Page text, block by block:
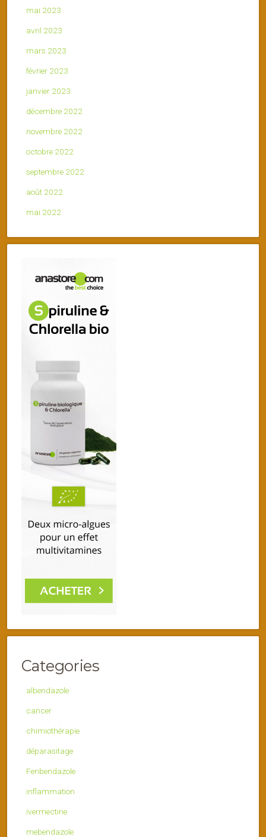
mai 2023
avril 2023
mars 2023
février 2023
janvier 2023
décembre 2022
novembre 2022
octobre 2022
septembre 2022
août 2022
mai 2022
Categories
albendazole
cancer
chimiothérapie
déparasitage
Fenbendazole
inflammation
ivermectine
mebendazole